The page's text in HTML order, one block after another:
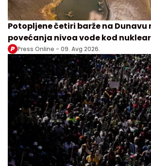
Potopljene četiri barže na Dunavu
povećanja nivoa vode kod
Press Online - 09. Avg 2026.